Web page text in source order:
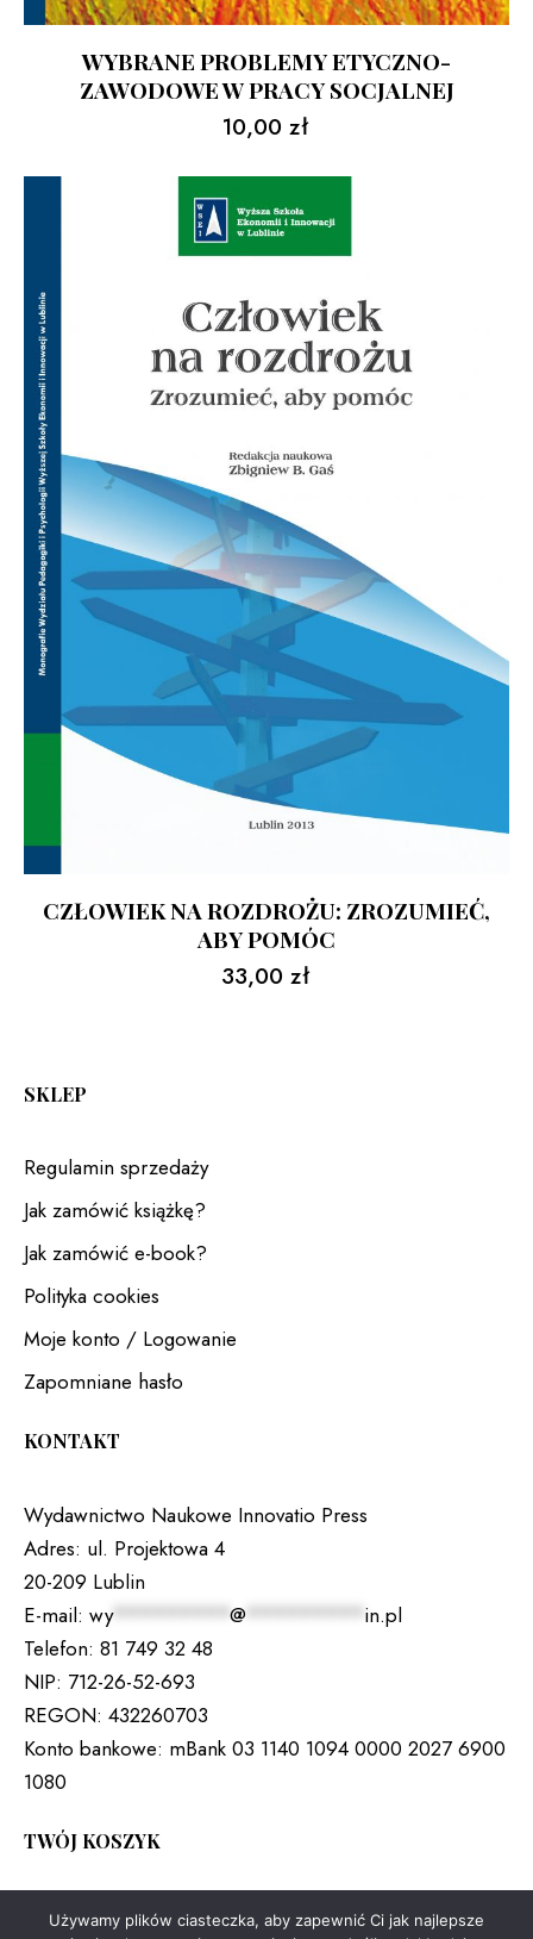
WYBRANE PROBLEMY ETYCZNO-
ZAWODOWE W PRACY SOCJALNEJ
10,00 zł
CZŁOWIEK NA ROZDROŻU: ZROZUMIEĆ,
ABY POMÓC
33,00 zł
SKLEP
Regulamin sprzedaży
Jak zamówić książkę?
Jak zamówić e-book?
Polityka cookies
Moje konto / Logowanie
Zapomniane hasło
KONTAKT
Wydawnictwo Naukowe Innovatio Press
Adres: ul. Projektowa 4
20-209 Lublin
E-mail: wy*********@ ********* in.pl
Telefon: 81 749 32 48
NIP: 712-26-52-693
REGON: 432260703
Konto bankowe: mBank 03 1140 1094 0000 2027 6900
1080
TWÓJ KOSZYK
Brak produktów w koszyku.
Używamy plików ciasteczka, aby zapewnić Ci jak najlepsze